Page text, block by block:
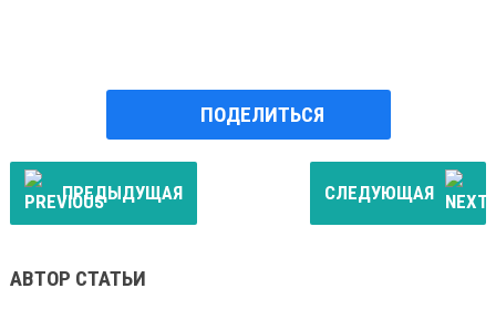
ПОДЕЛИТЬСЯ
ПРЕДЫДУЩАЯ СЛЕДУЮЩАЯ
АВТОР СТАТЬИ